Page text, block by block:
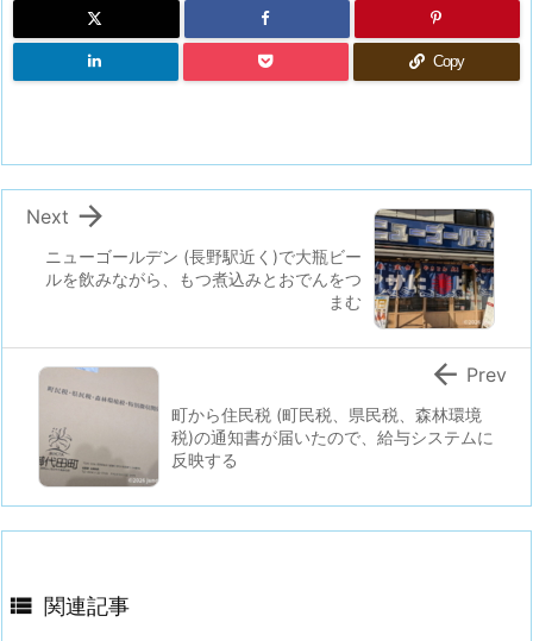
Copy
ニューゴールデン (長野駅近く)で大瓶ビー
ルを飲みながら、もつ煮込みとおでんをつ
まむ

Next
町から住民税 (町民税、県民税、森林環境
税)の通知書が届いたので、給与システムに
反映する
 Prev
 関連記事